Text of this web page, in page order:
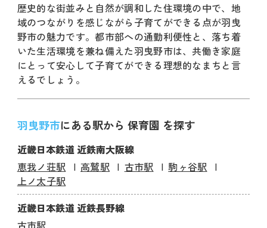
歴史的な街並みと自然が調和した住環境の中で、地
域のつながりを感じながら子育てができる点が羽曳
野市の魅力です。都市部への通勤利便性と、落ち着
いた生活環境を兼ね備えた羽曳野市は、共働き家庭
にとって安心して子育てができる理想的なまちと言
えるでしょう。
羽曳野市にある駅から 保育園 を探す
近畿日本鉄道 近鉄南大阪線
恵我ノ荘駅
高鷲駅 古市駅
駒ヶ谷駅
上ノ太子駅
近畿日本鉄道 近鉄長野線
古市駅